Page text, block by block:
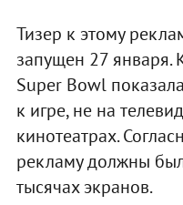
Тизер к этому
запущен 27 января.
Super Bowl
к игре, не на
кинотеатрах.
рекламу должны
тысячах экранов.